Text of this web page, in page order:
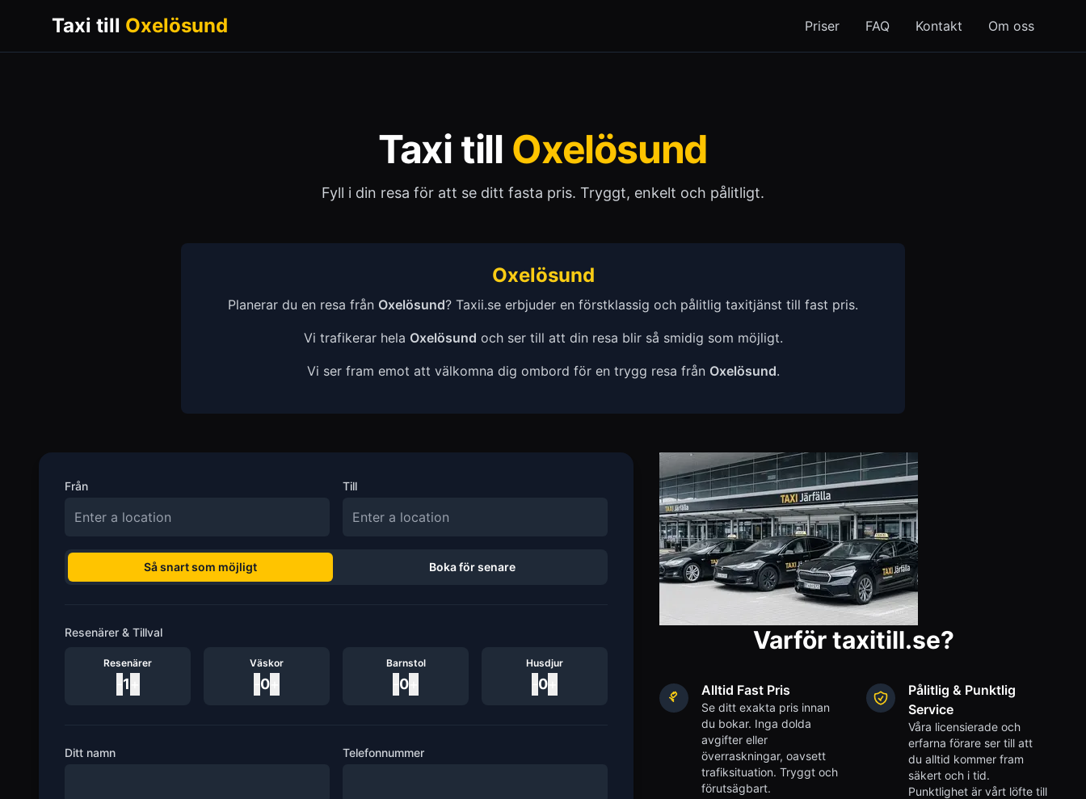
Taxi till Oxelösund Priser FAQ Kontakt Om oss
Taxi till Oxelösund
Fyll i din resa för att se ditt fasta pris. Tryggt, enkelt och pålitligt.
Oxelösund
Planerar du en resa från Oxelösund? Taxii.se erbjuder en förstklassig och pålitlig taxitjänst till fast pris.
Vi trafikerar hela Oxelösund och ser till att din resa blir så smidig som möjligt.
Vi ser fram emot att välkomna dig ombord för en trygg resa från Oxelösund.
Från Till
Så snart som möjligt Boka för senare
Resenärer & Tillval
Resenärer
1
Väskor
0
Barnstol
0
Husdjur
0
Ditt namn Telefonnummer
Varför taxitill.se?
Alltid Fast Pris
Se ditt exakta pris innan
du bokar. Inga dolda
avgifter eller
överraskningar, oavsett
trafiksituation. Tryggt och
förutsägbart.
Pålitlig & Punktlig
Service
Våra licensierade och
erfarna förare ser till att
du alltid kommer fram
säkert och i tid.
Punktlighet är vårt löfte till